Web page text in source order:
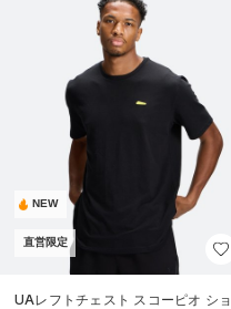
NEW
直営限定
UAレフトチェスト スコーピオ ショ